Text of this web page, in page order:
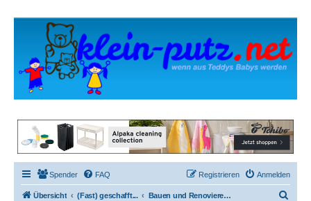
Spender FAQ Anmelden
Registrieren
Übersicht (Fast) geschafft... Bauen und Renovieren mit Kindern